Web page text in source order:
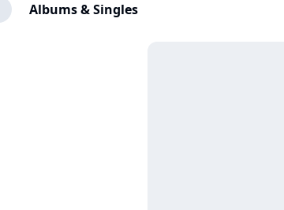
Albums & Singles